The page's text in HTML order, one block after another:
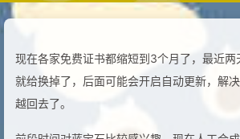
现在各家免费证书都缩短到3个月了，最近两
就给换掉了，后面可能会开启自动更新，解
越回去了。